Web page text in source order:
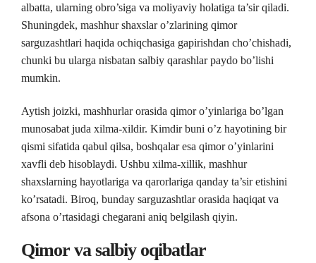
albatta, ularning obro’siga va moliyaviy holatiga ta’sir qiladi.
Shuningdek, mashhur shaxslar o’zlarining qimor
sarguzashtlari haqida ochiqchasiga gapirishdan cho’chishadi,
chunki bu ularga nisbatan salbiy qarashlar paydo bo’lishi
mumkin.
Aytish joizki, mashhurlar orasida qimor o’yinlariga bo’lgan
munosabat juda xilma-xildir. Kimdir buni o’z hayotining bir
qismi sifatida qabul qilsa, boshqalar esa qimor o’yinlarini
xavfli deb hisoblaydi. Ushbu xilma-xillik, mashhur
shaxslarning hayotlariga va qarorlariga qanday ta’sir etishini
ko’rsatadi. Biroq, bunday sarguzashtlar orasida haqiqat va
afsona o’rtasidagi chegarani aniq belgilash qiyin.
Qimor va salbiy oqibatlar